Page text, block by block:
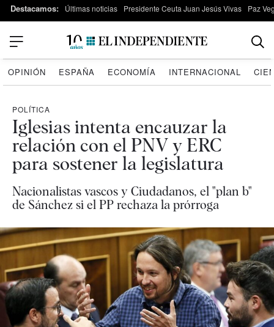
Destacamos: Últimas noticias Presidente Ceuta Juan Jesús Vivas Paz
OPINIÓN ESPAÑA ECONOMÍA INTERNACIONAL
POLÍTICA
Iglesias intenta encauzar la
relación con el PNV y ERC
para sostener la legislatura
Nacionalistas vascos y Ciudadanos, el "plan b"
de Sánchez si el PP rechaza la prórroga